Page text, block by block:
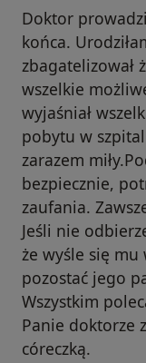
Doktor
końca.
zbagatelizował
wszelkie
wyjaśniał
pobytu w
zarazem
bezpiecznie,
zaufania.
Jeśli nie
że wyśle się mu
pozostać jego
Wszystkim
Panie doktorze
córeczką.